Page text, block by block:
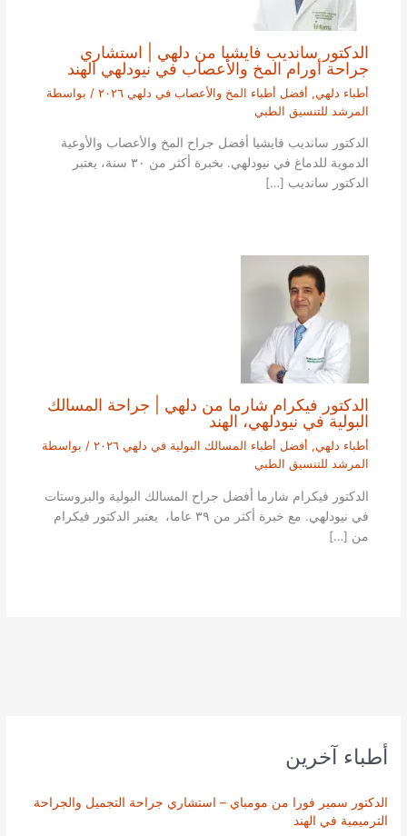
أطباء آخرين
الدكتور سمير فورا من مومباي – استشاري جراحة التجميل والجراحة
الترميمية في الهند
الدكتور سانديب فايشيا من دلهي | استشاري
جراحة أورام المخ والأعصاب في نيودلهي الهند
أطباء دلهي, أفضل أطباء المخ والأعصاب في دلهي ٢٠٢٦
/ بواسطة
المرشد للتنسيق الطبي
الدكتور سانديب فايشيا أفضل جراح المخ والأعصاب والأوعية
الدموية للدماغ في نيودلهي. بخبرة أكثر من ٣٠ سنة، يعتبر
الدكتور سانديب […]
الدكتور فيكرام شارما من دلهي | جراحة المسالك
البولية في نيودلهي، الهند
أطباء دلهي, أفضل أطباء المسالك البولية في دلهي ٢٠٢٦
/ بواسطة
المرشد للتنسيق الطبي
الدكتور فيكرام شارما أفضل جراح المسالك البولية والبروستات
في نيودلهي. مع خبرة أكثر من ٣٩ عاما، يعتبر الدكتور فيكرام
من […]